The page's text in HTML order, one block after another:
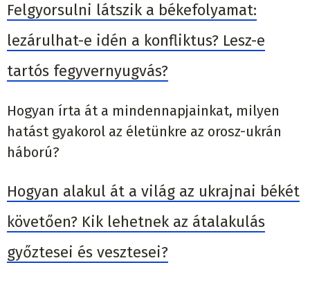
Felgyorsulni látszik a békefolyamat:
lezárulhat-e idén a konfliktus? Lesz-e
tartós fegyvernyugvás?
Hogyan írta át a mindennapjainkat, milyen
hatást gyakorol az életünkre az orosz-ukrán
háború?
Hogyan alakul át a világ az ukrajnai békét
követően? Kik lehetnek az átalakulás
győztesei és vesztesei?